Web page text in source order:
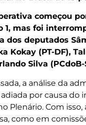
começou
1, mas foi
dos deputados
Kokay (PT-DF),
Silva (PCdoB-
a análise da
por causa do
Plenário. Com isso,
como em